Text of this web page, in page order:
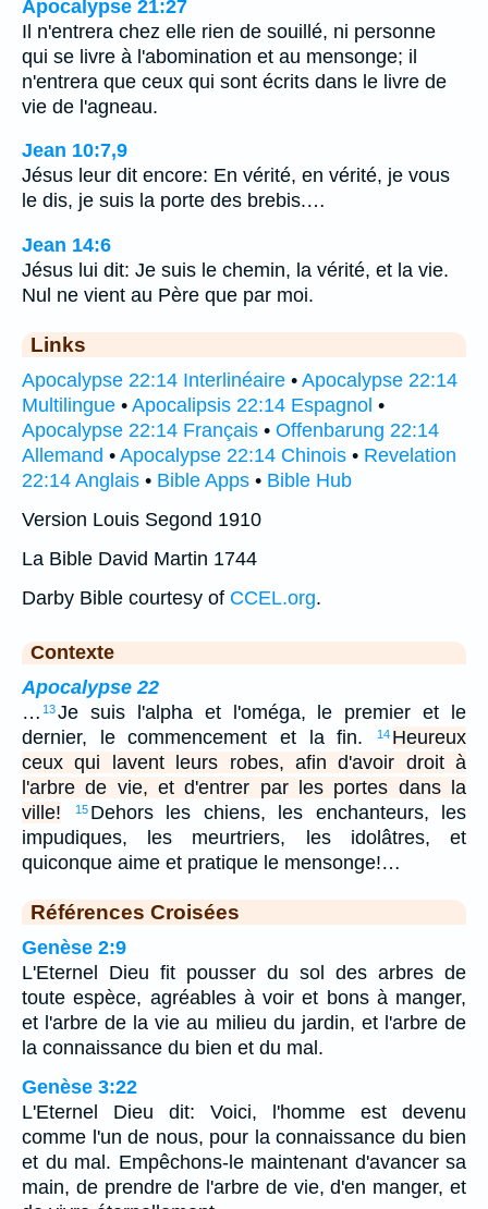
Apocalypse 21:27
Il n'entrera chez elle rien de souillé, ni personne
qui se livre à l'abomination et au mensonge; il
n'entrera que ceux qui sont écrits dans le livre de
vie de l'agneau.
Jean 10:7,9
Jésus leur dit encore: En vérité, en vérité, je vous
le dis, je suis la porte des brebis.…
Jean 14:6
Jésus lui dit: Je suis le chemin, la vérité, et la vie.
Nul ne vient au Père que par moi.
Links
Apocalypse 22:14 Interlinéaire • Apocalypse 22:14
Multilingue • Apocalipsis 22:14 Espagnol •
Apocalypse 22:14 Français • Offenbarung 22:14
Allemand • Apocalypse 22:14 Chinois • Revelation
22:14 Anglais • Bible Apps • Bible Hub
Version Louis Segond 1910
La Bible David Martin 1744
Darby Bible courtesy of CCEL.org.
Contexte
Apocalypse 22
… 13Je suis l'alpha et l'oméga, le premier et le
dernier, le commencement et la fin.
14 Heureux
ceux qui lavent leurs robes, afin d'avoir droit à
l'arbre de vie, et d'entrer par les portes dans la
ville!
15 Dehors les chiens, les enchanteurs, les
impudiques, les meurtriers, les idolâtres, et
quiconque aime et pratique le mensonge!…
Références Croisées
Genèse 2:9
L'Eternel Dieu fit pousser du sol des arbres de
toute espèce, agréables à voir et bons à manger,
et l'arbre de la vie au milieu du jardin, et l'arbre de
la connaissance du bien et du mal.
Genèse 3:22
L'Eternel Dieu dit: Voici, l'homme est devenu
comme l'un de nous, pour la connaissance du bien
et du mal. Empêchons-le maintenant d'avancer sa
main, de prendre de l'arbre de vie, d'en manger, et